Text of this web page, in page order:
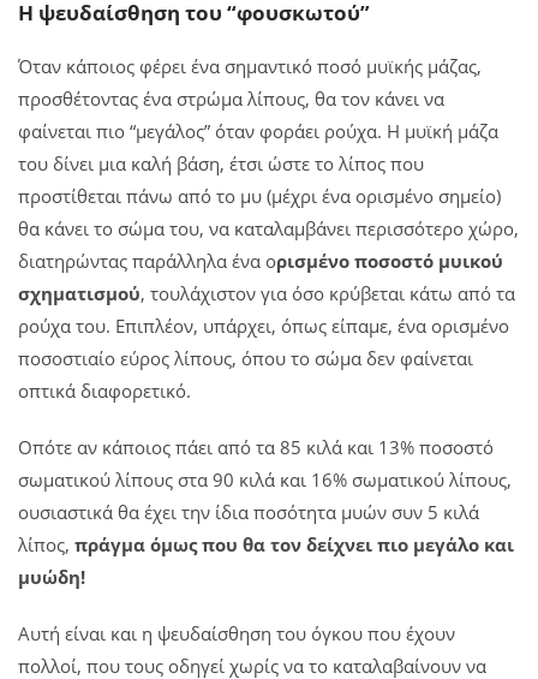
Η ψευδαίσθηση του “φουσκωτού”
Όταν κάποιος φέρει ένα σημαντικό ποσό μυϊκής μάζας,
προσθέτοντας ένα στρώμα λίπους, θα τον κάνει να
φαίνεται πιο “μεγάλος” όταν φοράει ρούχα. Η μυϊκή μάζα
του δίνει μια καλή βάση, έτσι ώστε το λίπος που
προστίθεται πάνω από το μυ (μέχρι ένα ορισμένο σημείο)
θα κάνει το σώμα του, να καταλαμβάνει περισσότερο χώρο,
διατηρώντας παράλληλα ένα ορισμένο ποσοστό μυικού
σχηματισμού, τουλάχιστον για όσο κρύβεται κάτω από τα
ρούχα του. Επιπλέον, υπάρχει, όπως είπαμε, ένα ορισμένο
ποσοστιαίο εύρος λίπους, όπου το σώμα δεν φαίνεται
οπτικά διαφορετικό.
Οπότε αν κάποιος πάει από τα 85 κιλά και 13% ποσοστό
σωματικού λίπους στα 90 κιλά και 16% σωματικού λίπους,
ουσιαστικά θα έχει την ίδια ποσότητα μυών συν 5 κιλά
λίπος, πράγμα όμως που θα τον δείχνει πιο μεγάλο και
μυώδη!
Αυτή είναι και η ψευδαίσθηση του όγκου που έχουν
πολλοί, που τους οδηγεί χωρίς να το καταλαβαίνουν να